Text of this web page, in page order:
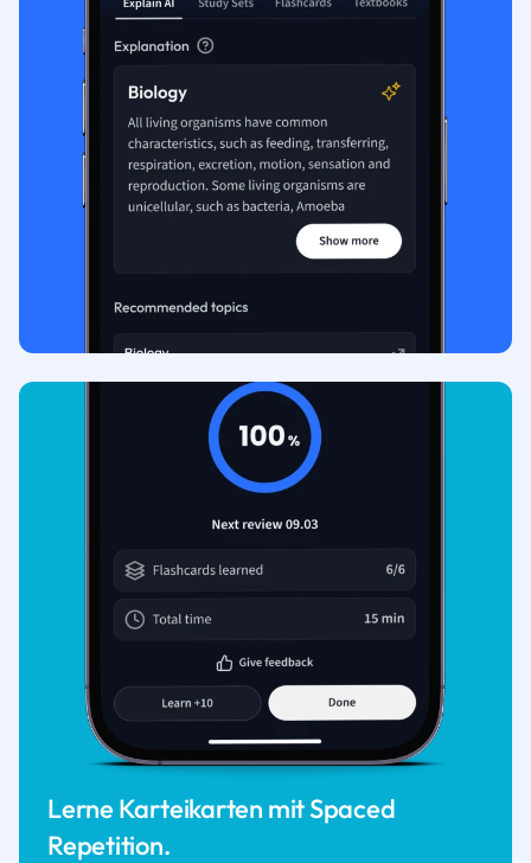
Lerne Karteikarten mit Spaced
Repetition.